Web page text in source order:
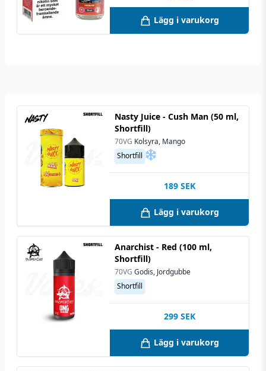
Lägg i varukorg
Nasty Juice - Cush Man (50 ml,
Shortfill)
70VG Kolsyra, Mango
Shortfill
189 SEK
Lägg i varukorg
Anarchist - Red (100 ml,
Shortfill)
70VG Godis, Jordgubbe
Shortfill
299 SEK
Lägg i varukorg